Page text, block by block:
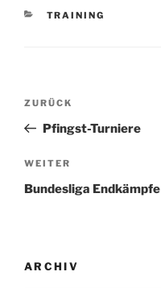
KATEGORIEN
TRAINING
Beitragsnavigation
Vorheriger
Beitrag
ZURÜCK
Pfingst-Turniere
Nächster
Beitrag
WEITER
Bundesliga Endkämpfe
ARCHIV